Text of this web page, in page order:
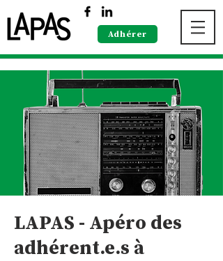
Adhérer
LAPAS - Apéro des
adhérent.e.s à